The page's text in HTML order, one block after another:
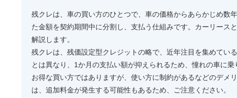
残クレは、車の買い方のひとつで、車の価格からあらかじめ数
た金額を契約期間中に分割し、支払う仕組みです。カーリース
解説します。
残クレは、残価設定型クレジットの略で、近年注目を集めてい
とは異なり、1か月の支払い額が抑えられるため、憧れの車に乗
お得な買い方ではありますが、使い方に制約があるなどのデメ
は、追加料金が発生する可能性もあるため、ご注意ください。